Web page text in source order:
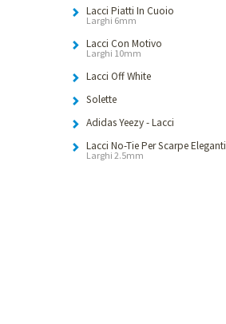
Lacci Piatti In Cuoio
Larghi 6mm
Lacci Con Motivo
Larghi 10mm
Lacci Off White
Solette
Adidas Yeezy - Lacci
Lacci No-Tie Per Scarpe Eleganti
Larghi 2.5mm